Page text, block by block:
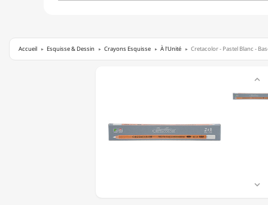
Accueil Esquisse & Dessin Crayons Esquisse À l'Unité Cretacolor - Pastel Blanc -

